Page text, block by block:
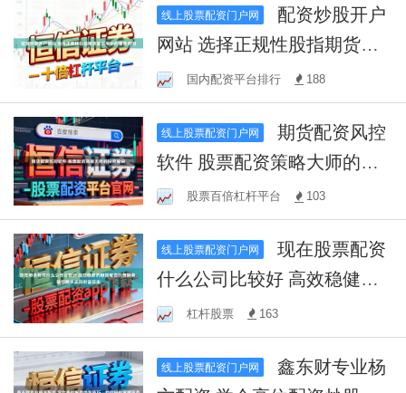
线上股票配资门户网
网站 选择正规性股指期货配
资平台的重要原因
国内配资平台排行 188
线上股票配资门户网
期货配资风控
软件 股票配资策略大师的投
资秘诀股票百倍杠杆平台 103
线上股票配资门户网
现在股票配资
什么公司比较好 高效稳健的
股民配资代理服务，助您稳
步走向财富自由
杠杆股票 163
线上股票配资门户网
鑫东财专业杨